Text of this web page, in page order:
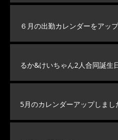
６月の出勤カレンダーをアッ
るか&けいちゃん2人合同誕生
5月のカレンダーアップしまし